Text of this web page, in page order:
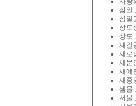
삼일
삼일
상도
새길
새로
새문
새에
새중
샘물
서울